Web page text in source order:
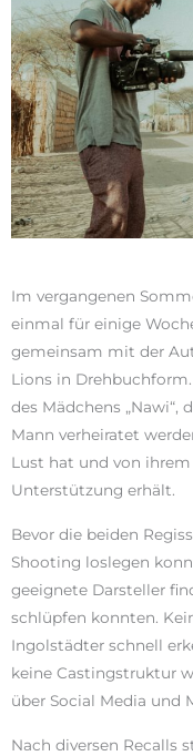
Im vergangenen
einmal für einige
gemeinsam mit der
Lions in
des Mädchens
Mann verheiratet
Lust hat und von
Unterstützung erhält.
Bevor die beiden
Shooting loslegen
geeignete Darsteller
schlüpfen konnten.
Ingolstädter schnell
keine Castingstruktur
über Social Media und
Nach diversen Recalls